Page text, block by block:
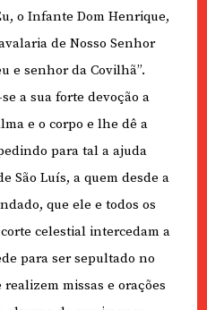
o Infante Dom Henrique,
de Nosso Senhor
e senhor da Covilhã”.
a sua forte devoção a
e o corpo e lhe dê a
para tal a ajuda
São Luís, a quem desde a
que ele e todos os
celestial intercedam a
para ser sepultado no
missas e orações